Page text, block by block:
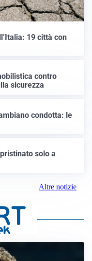
19 città con
contro
sicurezza
condotta: le
solo a
Altre notizie